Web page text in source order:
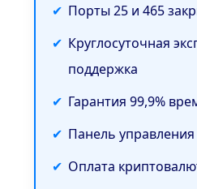
Порты 25 и 465
Круглосуточная
поддержка
Гарантия 99,9%
Панель
Оплата